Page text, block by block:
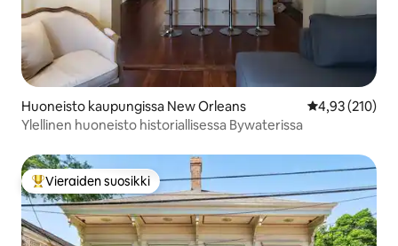
Huoneisto kaupungissa New Orleans
4,93 (210)
Ylellinen huoneisto historiallisessa Bywaterissa
Vieraiden suosikkien parhaimmistoa
Vieraiden suosikki